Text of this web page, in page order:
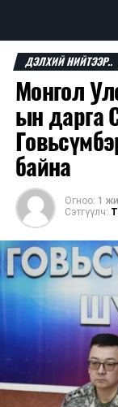
ДЭЛХИЙ НИЙТЭЭР..
Монгол
ын дарга
байна
Огноо: 1
Сэтгүүлч: